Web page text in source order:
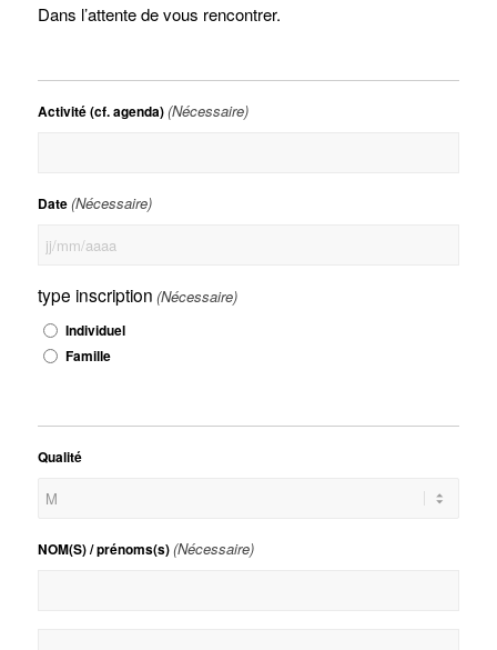
Dans l’attente de vous rencontrer.
Activité (cf. agenda) (Nécessaire)
Date (Nécessaire)
JJ
MM
slash
AAAA
type inscription (Nécessaire)
Individuel
Famille
Qualité
NOM(S) / prénoms(s) (Nécessaire)